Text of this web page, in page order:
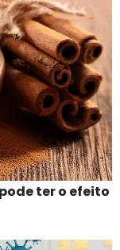
ter o efeito